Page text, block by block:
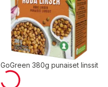
GoGreen 380g punaiset linssit